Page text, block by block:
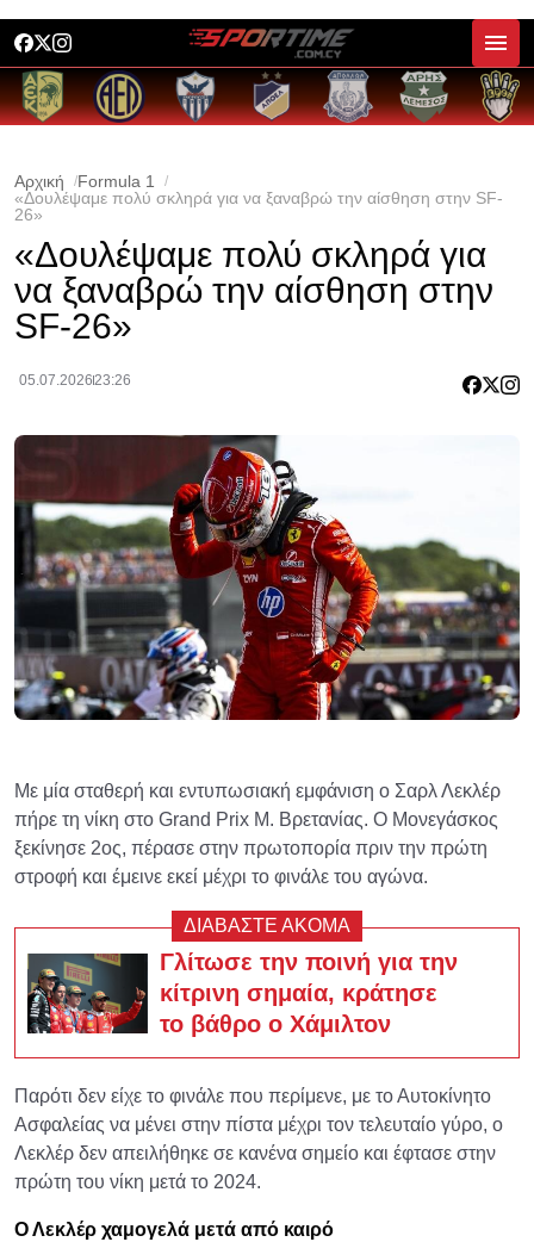
Αρχική
Formula 1
«Δουλέψαμε πολύ σκληρά για να ξαναβρώ την αίσθηση στην SF-
26»
«Δουλέψαμε πολύ σκληρά για
να ξαναβρώ την αίσθηση στην
SF-26»
05.07.202623:26
Με μία σταθερή και εντυπωσιακή εμφάνιση ο Σαρλ Λεκλέρ
πήρε τη νίκη στο Grand Prix Μ. Βρετανίας. Ο Μονεγάσκος
ξεκίνησε 2ος, πέρασε στην πρωτοπορία πριν την πρώτη
στροφή και έμεινε εκεί μέχρι το φινάλε του αγώνα.
ΔΙΑΒΑΣΤΕ ΑΚΟΜΑ
Γλίτωσε την ποινή για την
κίτρινη σημαία, κράτησε
το βάθρο ο Χάμιλτον
Παρότι δεν είχε το φινάλε που περίμενε, με το Αυτοκίνητο
Ασφαλείας να μένει στην πίστα μέχρι τον τελευταίο γύρο, ο
Λεκλέρ δεν απειλήθηκε σε κανένα σημείο και έφτασε στην
πρώτη του νίκη μετά το 2024.
Ο Λεκλέρ χαμογελά μετά από καιρό